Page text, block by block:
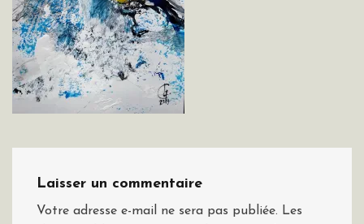
Laisser un commentaire
Votre adresse e-mail ne sera pas publiée. Les